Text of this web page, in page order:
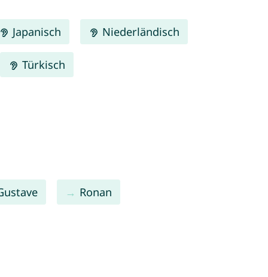
Japanisch Niederländisch
Türkisch
Ronan